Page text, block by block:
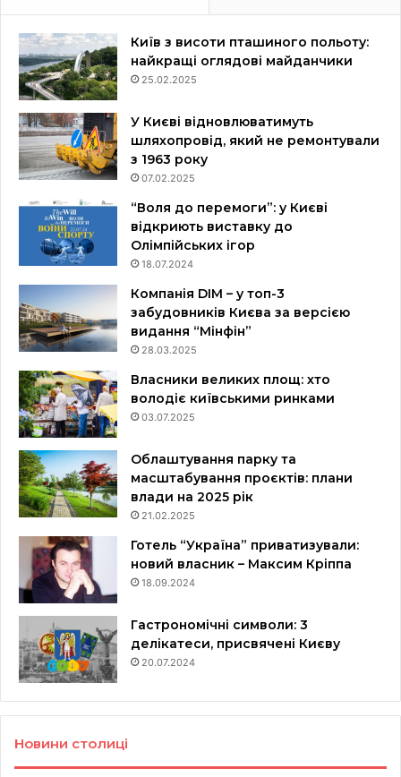
Київ з висоти пташиного польоту:
найкращі оглядові майданчики
25.02.2025
У Києві відновлюватимуть
шляхопровід, який не ремонтували
з 1963 року
07.02.2025
“Воля до перемоги”: у Києві
відкриють виставку до
Олімпійських ігор
18.07.2024
Компанія DIM – у топ-3
забудовників Києва за версією
видання “Мінфін”
28.03.2025
Власники великих площ: хто
володіє київськими ринками
03.07.2025
Облаштування парку та
масштабування проєктів: плани
влади на 2025 рік
21.02.2025
Готель “Україна” приватизували:
новий власник – Максим Кріппа
18.09.2024
Гастрономічні символи: 3
делікатеси, присвячені Києву
20.07.2024
Новини столиці